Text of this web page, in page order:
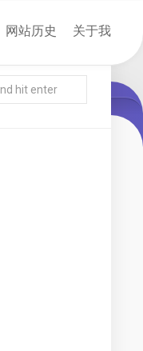
网站历史 关于我